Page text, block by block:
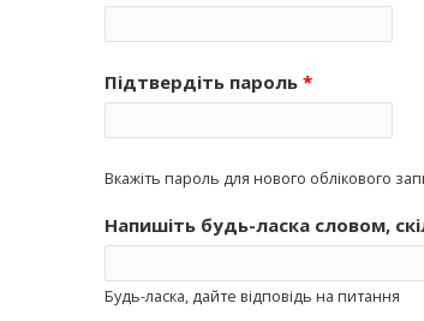
Підтвердіть пароль *
Вкажіть пароль для нового облікового
Напишіть будь-ласка словом,
Будь-ласка, дайте відповідь на питання